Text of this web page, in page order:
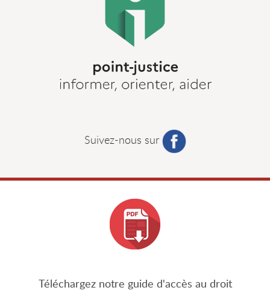
Suivez-nous sur
Téléchargez notre guide d'accès au droit